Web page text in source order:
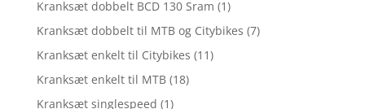
Kranksæt dobbelt BCD 130 Sram (1)
Kranksæt dobbelt til MTB og Citybikes (7)
Kranksæt enkelt til Citybikes (11)
Kranksæt enkelt til MTB (18)
Kranksæt singlespeed (1)